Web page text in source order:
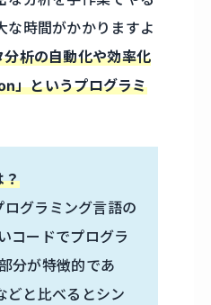
な時間がかかりますよ
分析の自動化や効率化
」というプログラミ
？
グラミング言語の
コードでプログラ
分が特徴的であ
どと比べるとシン